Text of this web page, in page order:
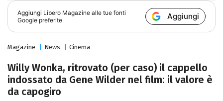
Aggiungi Libero Magazine alle tue fonti
Google preferite
Aggiungi
Magazine News Cinema
Willy Wonka, ritrovato (per caso) il cappello
indossato da Gene Wilder nel film: il valore è
da capogiro